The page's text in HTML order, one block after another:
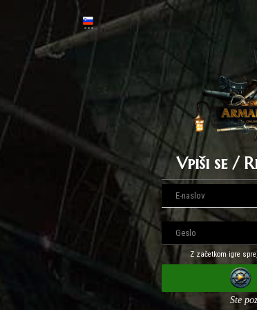
Vpiši se /
Z začetkom igre
Ste